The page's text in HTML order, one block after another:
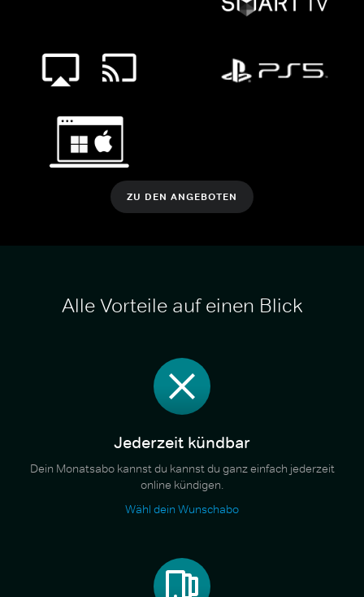
ZU DEN ANGEBOTEN
Alle Vorteile auf einen Blick
Jederzeit kündbar
Dein Monatsabo kannst du kannst du ganz einfach jederzeit
online kündigen.
Wähl dein Wunschabo